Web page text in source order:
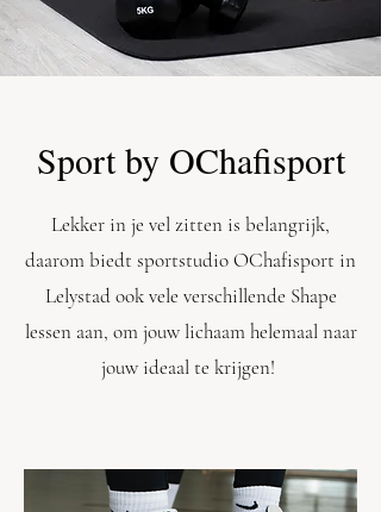
Sport by OChafisport
Lekker in je vel zitten is belangrijk,
daarom biedt sportstudio OChafisport in
Lelystad ook vele verschillende Shape
lessen aan, om jouw lichaam helemaal naar
jouw ideaal te krijgen!